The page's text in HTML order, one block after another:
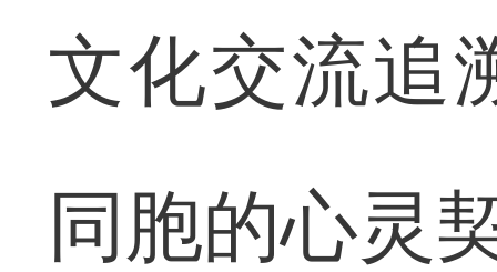
文化交流追
同胞的心灵